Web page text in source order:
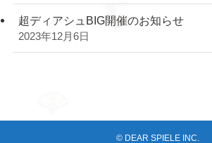
超ディアシュBIG開催のお知らせ
2023年12月6日
© DEAR SPIELE INC.